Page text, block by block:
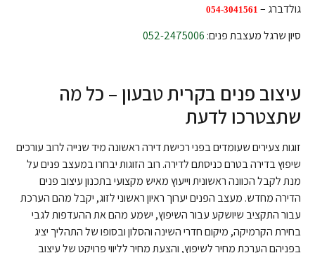
גולדברג – 054-3041561
סיון שרגל מעצבת פנים: 052-2475006
עיצוב פנים בקרית טבעון – כל מה
שתצטרכו לדעת
זוגות צעירים שעומדים בפני רכישת דירה ראשונה מיד שנייה לרוב עורכים
שיפוץ בדירה בטרם כניסתם לדירה. רוב הזוגות יבחרו במעצב פנים על
מנת לקבל הכוונה ראשונית וייעוץ מאיש מקצועי בתכנון עיצוב פנים
הדירה מחדש. מעצב הפנים יערוך ראיון ראשוני לזוג, יקבל מהם הערכת
עבור התקציב שיושקע עבור השיפוץ, ישמע מהם את ההעדפות לגבי
בחירת הקרמיקה, מיקום חדרי השינה והסלון ובסופו של התהליך יציג
בפניהם הערכת מחיר לשיפוץ, והצעת מחיר לליווי פרויקט של עיצוב